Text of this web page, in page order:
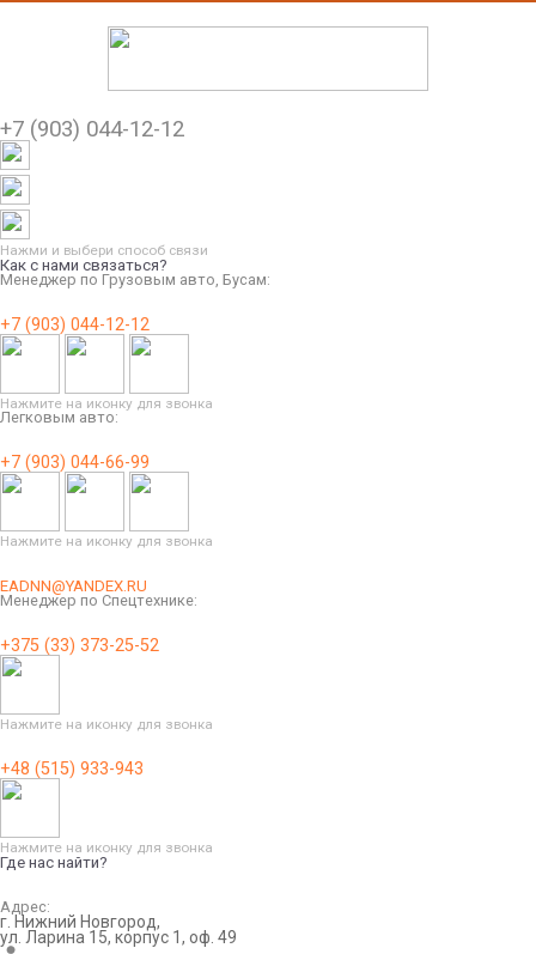
+7 (903) 044-12-12
Нажми и выбери способ связи
Как с нами связаться?
Менеджер по Грузовым авто, Бусам:
+7 (903) 044-12-12
Нажмите на иконку для звонка
Легковым авто:
+7 (903) 044-66-99
Нажмите на иконку для звонка
EADNN@YANDEX.RU
Менеджер по Спецтехнике:
+375 (33) 373-25-52
Нажмите на иконку для звонка
+48 (515) 933-943
Нажмите на иконку для звонка
Где нас найти?
Адрес:
г. Нижний Новгород,
ул. Ларина 15, корпус 1, оф. 49